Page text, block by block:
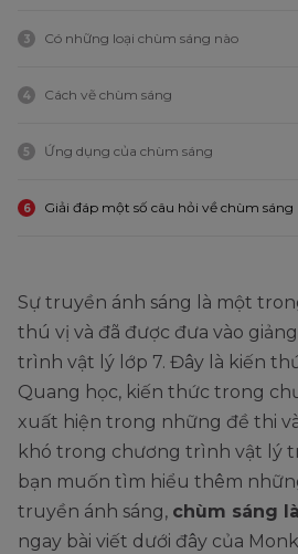
3 Có những loại chùm sáng nào
4 Cách vẽ chùm sáng
5 Ứng dụng của chùm sáng
6 Giải đáp một số câu hỏi về chùm sáng
Sự truyền ánh sáng là một
thú vị và đã được đưa vào
trình vật lý lớp 7. Đây là kiến
Quang học, kiến thức trong
xuất hiện trong những đề thi
khó trong chương trình vật lý
bạn muốn tìm hiểu thêm
truyền ánh sáng, chùm sáng
ngay bài viết dưới đây của